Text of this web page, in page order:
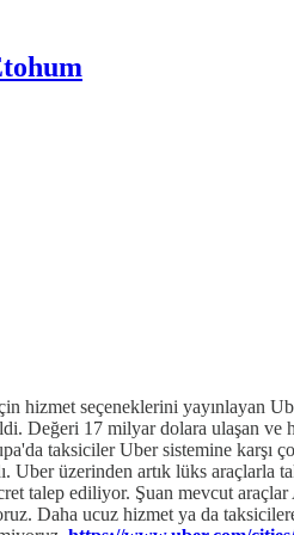
seçeneklerini yayınlayan
Değeri 17 milyar dolara ulaşan
taksiciler Uber sistemine karşı
Uber üzerinden artık lüks
talep ediliyor. Şuan mevcut
Daha ucuz hizmet ya da